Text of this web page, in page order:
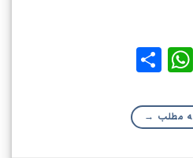
Telegram
WhatsApp
مطلب →